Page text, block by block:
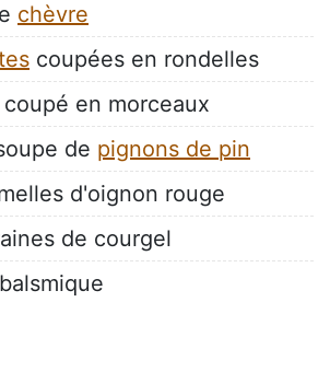
chèvre
coupées en rondelles
coupé en morceaux
de pignons de pin
d'oignon rouge
de courgel